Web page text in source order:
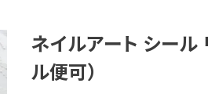
アクリル用品
ネイルアート シール
ル便可）